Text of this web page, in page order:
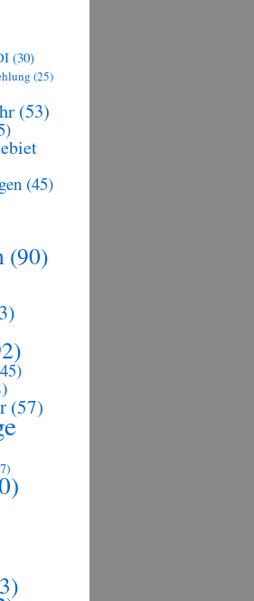
(30)
(25)
(53)
(45)
(90)
(57)